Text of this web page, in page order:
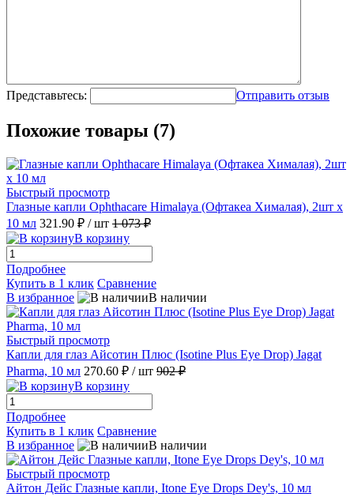
Представьтесь: Отправить отзыв
Похожие товары (7)
Быстрый просмотр
Глазные капли Ophthacare Himalaya (Офтакеа Хималая), 2шт x
10 мл 321.90 ₽ / шт 1 073 ₽
В корзину
Подробнее
Купить в 1 клик Сравнение
В избранное
В наличии
Быстрый просмотр
Капли для глаз Айсотин Плюс (Isotine Plus Eye Drop) Jagat
Pharma, 10 мл 270.60 ₽ / шт 902 ₽
В корзину
Подробнее
Купить в 1 клик Сравнение
В избранное
В наличии
Быстрый просмотр
Айтон Дейс Глазные капли, Itone Eye Drops Dey's, 10 мл